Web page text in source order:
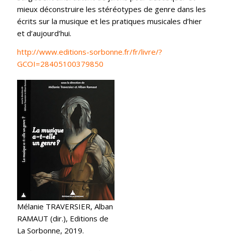
mieux déconstruire les stéréotypes de genre dans les
écrits sur la musique et les pratiques musicales d’hier
et d’aujourd’hui.
http://www.editions-sorbonne.fr/fr/livre/?
GCOI=28405100379850
Mélanie TRAVERSIER, Alban
RAMAUT (dir.), Editions de
La Sorbonne, 2019.